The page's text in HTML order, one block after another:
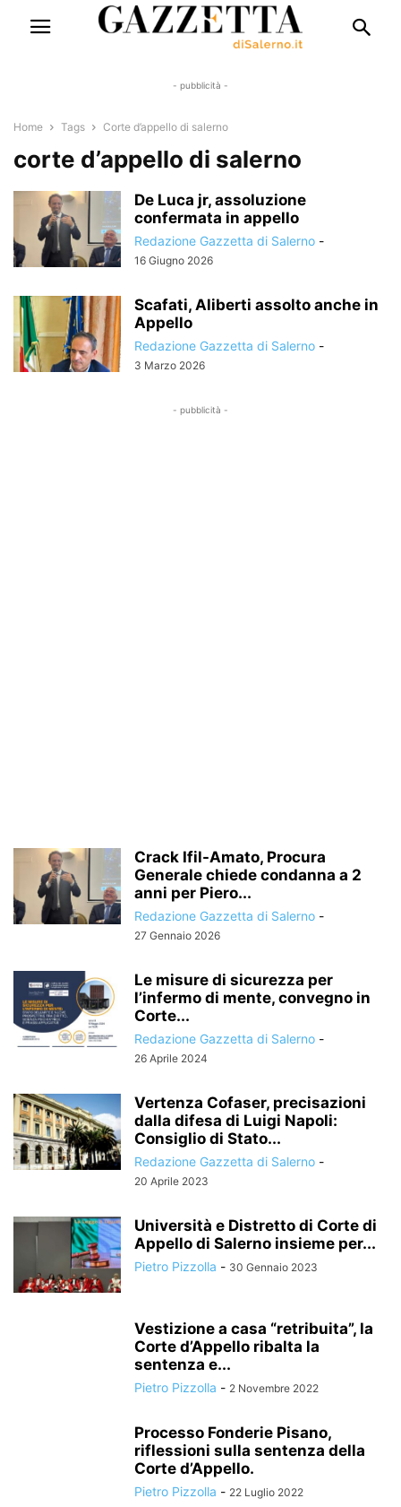
- pubblicità -
Home Tags Corte d’appello di salerno
corte d’appello di salerno
De Luca jr, assoluzione
confermata in appello
Redazione Gazzetta di Salerno -
16 Giugno 2026
Scafati, Aliberti assolto anche in
Appello
Redazione Gazzetta di Salerno -
3 Marzo 2026
- pubblicità -
Crack Ifil-Amato, Procura
Generale chiede condanna a 2
anni per Piero...
Redazione Gazzetta di Salerno -
27 Gennaio 2026
Le misure di sicurezza per
l’infermo di mente, convegno in
Corte...
Redazione Gazzetta di Salerno -
26 Aprile 2024
Vertenza Cofaser, precisazioni
dalla difesa di Luigi Napoli:
Consiglio di Stato...
Redazione Gazzetta di Salerno -
20 Aprile 2023
Università e Distretto di Corte di
Appello di Salerno insieme per...
Pietro Pizzolla - 30 Gennaio 2023
Vestizione a casa “retribuita”, la
Corte d’Appello ribalta la
sentenza e...
Pietro Pizzolla - 2 Novembre 2022
Processo Fonderie Pisano,
riflessioni sulla sentenza della
Corte d’Appello.
Pietro Pizzolla - 22 Luglio 2022